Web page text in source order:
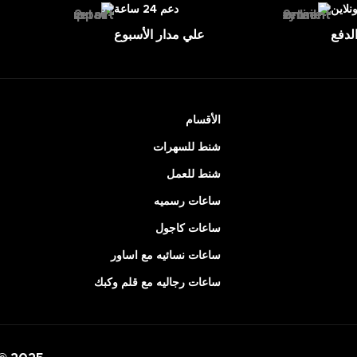
دعم 24 ساعة
علي مدار الأسبوع
الأقسام
شنط للسهرات
شنط للعمل
ساعات رسميه
ساعات كاجول
ساعات نسائيه مع اساور
ساعات رجاليه مع قلم وكبك